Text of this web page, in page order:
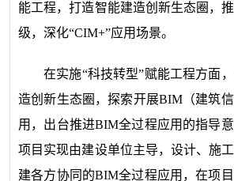
能工程，打造智能建造创新生态圈，
级，深化“CIM+”应用场景。
在实施“科技转型”赋能工程方面
造创新生态圈，探索开展BIM（建筑
用，出台推进BIM全过程应用的指导
项目实现由建设单位主导，设计、施
建各方协同的BIM全过程应用，在项